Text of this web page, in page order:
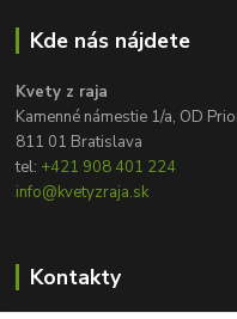
Kde nás nájdete
Kvety z raja
Kamenné námestie 1/a, OD
811 01 Bratislava
tel: +421 908 401 224
info@kvetyzraja.sk
Kontakty